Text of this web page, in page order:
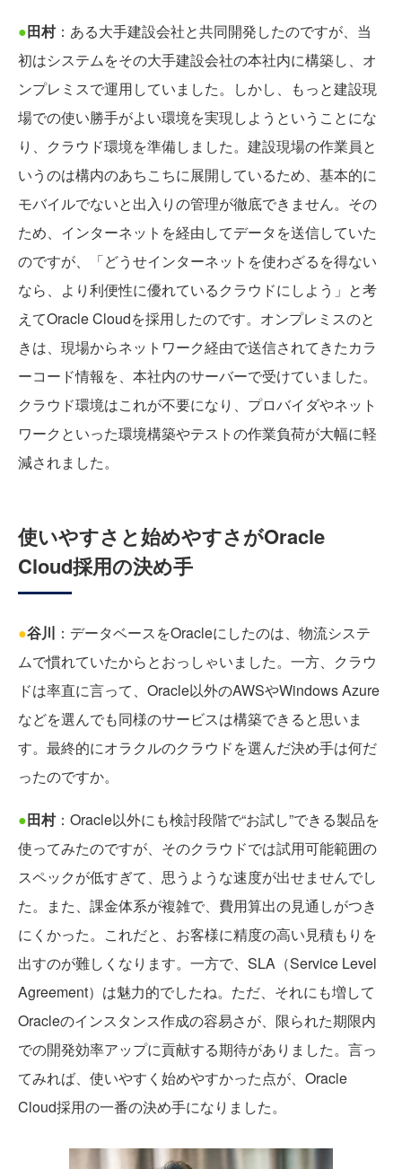
●田村：ある大手建設会社と共同開発したのですが、当
初はシステムをその大手建設会社の本社内に構築し、オ
ンプレミスで運用していました。しかし、もっと建設現
場での使い勝手がよい環境を実現しようということにな
り、クラウド環境を準備しました。建設現場の作業員と
いうのは構内のあちこちに展開しているため、基本的に
モバイルでないと出入りの管理が徹底できません。その
ため、インターネットを経由してデータを送信していた
のですが、「どうせインターネットを使わざるを得ない
なら、より利便性に優れているクラウドにしよう」と考
えてOracle Cloudを採用したのです。オンプレミスのと
きは、現場からネットワーク経由で送信されてきたカラ
ーコード情報を、本社内のサーバーで受けていました。
クラウド環境はこれが不要になり、プロバイダやネット
ワークといった環境構築やテストの作業負荷が大幅に軽
減されました。
使いやすさと始めやすさがOracle
Cloud採用の決め手
●谷川 ：データベースをOracleにしたのは、物流システ
ムで慣れていたからとおっしゃいました。一方、クラウ
ドは率直に言って、Oracle以外のAWSやWindows Azure
などを選んでも同様のサービスは構築できると思いま
す。最終的にオラクルのクラウドを選んだ決め手は何だ
ったのですか。
●田村：Oracle以外にも検討段階で“お試し”できる製品を
使ってみたのですが、そのクラウドでは試用可能範囲の
スペックが低すぎて、思うような速度が出せませんでし
た。また、課金体系が複雑で、費用算出の見通しがつき
にくかった。これだと、お客様に精度の高い見積もりを
出すのが難しくなります。一方で、SLA（Service Level
Agreement）は魅力的でしたね。ただ、それにも増して
Oracleのインスタンス作成の容易さが、限られた期限内
での開発効率アップに貢献する期待がありました。言っ
てみれば、使いやすく始めやすかった点が、Oracle
Cloud採用の一番の決め手になりました。